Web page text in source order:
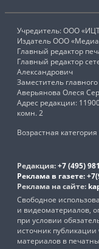
Учредитель: ООО
Издатель ООО
Главный редактор
Главный редактор
Александрович
Заместитель
Аверьянова Олеся
Адрес редакции:
комн. 2
Возрастная
Редакция:+7 (495)
Реклама в газете:
Реклама на сайте:
Свободное
и видеоматериалов,
при условии
источник
материалов в